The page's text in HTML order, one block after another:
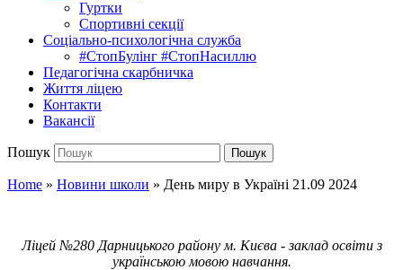
Гуртки
Спортивні секції
Соціально-психологічна служба
#СтопБулінг #СтопНасиллю
Педагогічна скарбничка
Життя ліцею
Контакти
Вакансії
Пошук Пошук
Home » Новини школи » День миру в Україні 21.09 2024
Ліцей №280 Дарницького району м. Києва - заклад освіти з
українською мовою навчання.